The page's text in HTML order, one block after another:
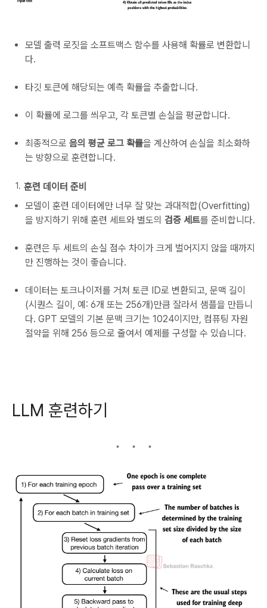
모델 출력 로짓을 소프트맥스 함수를 사용해 확률로 변환합니
다.
타깃 토큰에 해당되는 예측 확률을 추출합니다.
이 확률에 로그를 씌우고, 각 토큰별 손실을 평균합니다.
최종적으로 음의 평균 로그 확률을 계산하여 손실을 최소화하
는 방향으로 훈련합니다.
훈련 데이터 준비
모델이 훈련 데이터에만 너무 잘 맞는 과대적합(Overfitting)
을 방지하기 위해 훈련 세트와 별도의 검증 세트를 준비합니다.
훈련은 두 세트의 손실 점수 차이가 크게 벌어지지 않을 때까지
만 진행하는 것이 좋습니다.
데이터는 토크나이저를 거쳐 토큰 ID로 변환되고, 문맥 길이
(시퀀스 길이, 예: 6개 또는 256개)만큼 잘라서 샘플을 만듭니
다. GPT 모델의 기본 문맥 크기는 1024이지만, 컴퓨팅 자원
절약을 위해 256 등으로 줄여서 예제를 구성할 수 있습니다.
LLM 훈련하기